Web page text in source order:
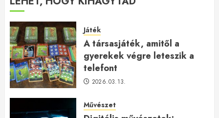
Játék
A társasjáték, amitől a
gyerekek végre leteszik a
telefont
2026.03.13.
Művészet